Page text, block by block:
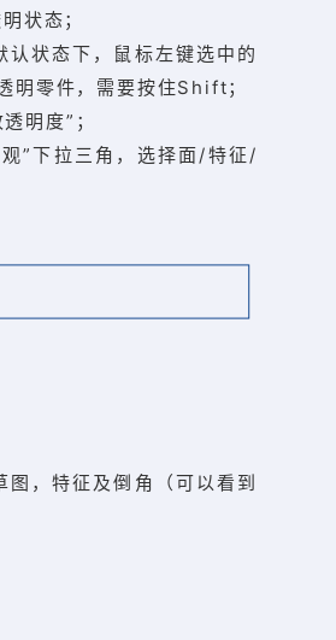
状态；
状态下，鼠标左键选中的
明零件，需要按住Shift；
明度”；
”下拉三角，选择面/特征/
，特征及倒角（可以看到